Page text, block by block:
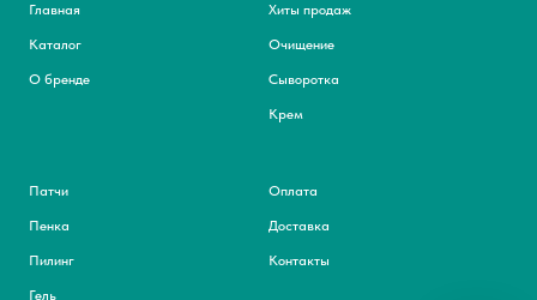
Главная
Каталог
О бренде
Хиты продаж
Очищение
Сыворотка
Крем
Патчи
Пенка
Пилинг
Гель
Оплата
Доставка
Контакты